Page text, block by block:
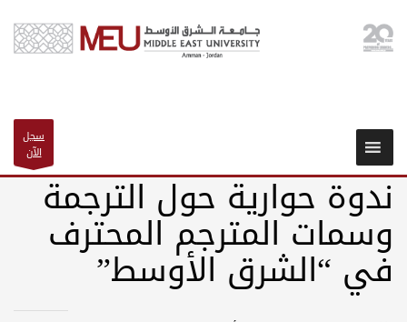
سجل
الآن
ندوة حوارية حول الترجمة
وسمات المترجم المحترف
في “الشرق الأوسط”